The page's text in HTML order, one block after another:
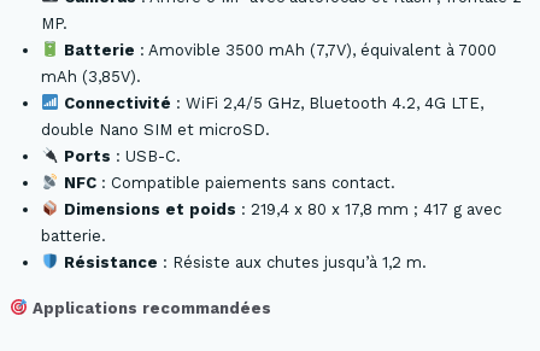
MP.
Batterie : Amovible 3500 mAh (7,7V), équivalent à 7000
mAh (3,85V).
Connectivité : WiFi 2,4/5 GHz, Bluetooth 4.2, 4G LTE,
double Nano SIM et microSD.
Ports : USB-C.
NFC: Compatible paiements sans contact.
Dimensions et poids : 219,4 x 80 x 17,8 mm ; 417 g avec
batterie.
Résistance : Résiste aux chutes jusqu’à 1,2 m.
Applications recommandées